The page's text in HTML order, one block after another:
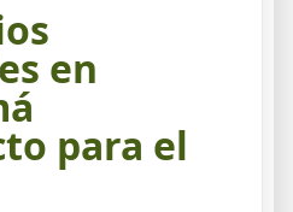
en
para el